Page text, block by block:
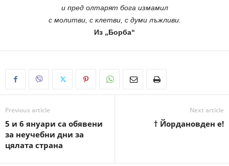
и пред олтарят бога измамил
с молитви, с клетви, с думи лъжливи.
Из „Борба“
Previous article
5 и 6 януари са обявени
за неучебни дни за
цялата страна
Next article
† Йордановден е!